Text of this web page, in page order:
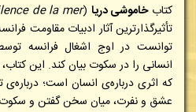
کتابخاموشی دریا (
de la mer
تأثیرگذارترین آثار ادبیات مقاومت
توانست در اوج اشغال فرانسه
انسانی را در سکوت بیان کند. این
که اثری درباره‌ی انسان است؛
عشق و نفرت، میان سخن گفتن و